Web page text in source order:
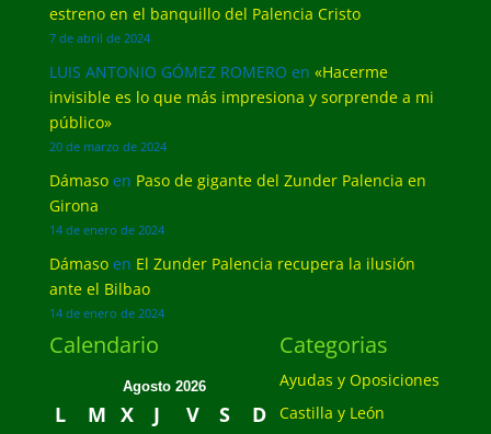
estreno en el banquillo del Palencia Cristo
7 de abril de 2024
LUIS ANTONIO GÓMEZ ROMERO en «Hacerme
invisible es lo que más impresiona y sorprende a mi
público»
20 de marzo de 2024
Dámasoen Paso de gigante del Zunder Palencia en
Girona
14 de enero de 2024
Dámasoen El Zunder Palencia recupera la ilusión
ante el Bilbao
14 de enero de 2024
Calendario
Agosto 2026
L M X J V S
D
Categorias
Ayudas y Oposiciones
Castilla y León